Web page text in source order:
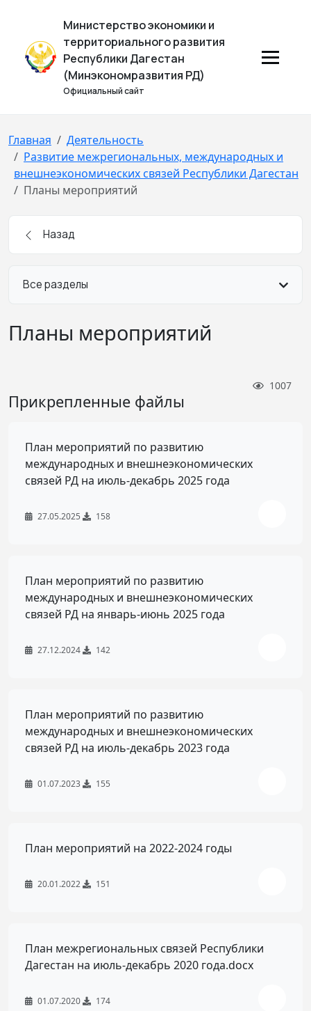
Министерство экономики и
территориального развития
Республики Дагестан
(Минэкономразвития РД)
Официальный сайт
Главная
Деятельность
Развитие межрегиональных, международных и
внешнеэкономических связей Республики Дагестан
Планы мероприятий
Назад
Все разделы
Планы мероприятий
1007
Прикрепленные файлы
План мероприятий по развитию
международных и внешнеэкономических
связей РД на июль-декабрь 2025 года
27.05.2025 158
План мероприятий по развитию
международных и внешнеэкономических
связей РД на январь-июнь 2025 года
27.12.2024 142
План мероприятий по развитию
международных и внешнеэкономических
связей РД на июль-декабрь 2023 года
01.07.2023 155
План мероприятий на 2022-2024 годы
20.01.2022 151
План межрегиональных связей Республики
Дагестан на июль-декабрь 2020 года.docx
01.07.2020 174